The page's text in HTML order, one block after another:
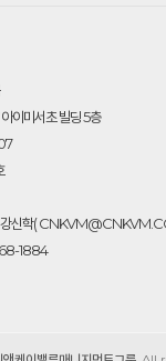
이미서초 빌딩 5층
강신학(
1884